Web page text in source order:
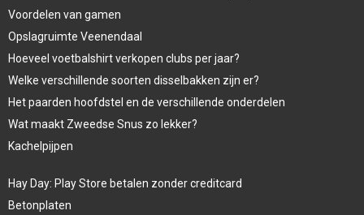
Voordelen van gamen
Opslagruimte Veenendaal
Hoeveel voetbalshirt verkopen clubs per jaar?
Welke verschillende soorten disselbakken zijn er?
Het paarden hoofdstel en de verschillende onderdelen
Wat maakt Zweedse Snus zo lekker?
Kachelpijpen
Hay Day: Play Store betalen zonder creditcard
Betonplaten